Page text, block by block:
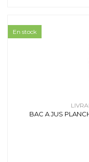
BAC A JUS
En stock